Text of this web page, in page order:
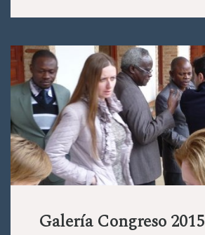
Galería Congreso 2015